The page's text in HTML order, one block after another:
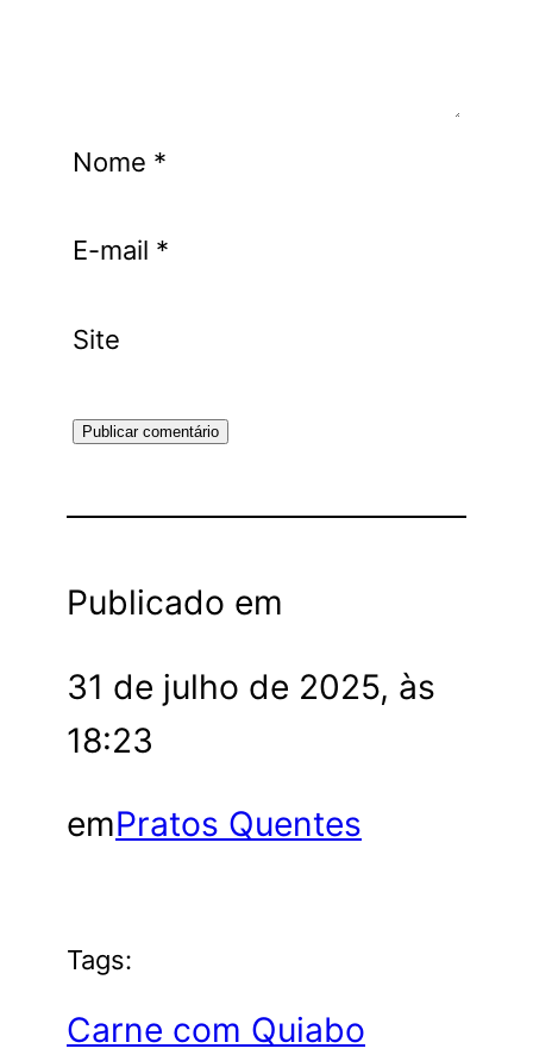
Nome *
E-mail *
Site
Publicado em
31 de julho de 2025, às
18:23
emPratos Quentes
Tags:
Carne com Quiabo